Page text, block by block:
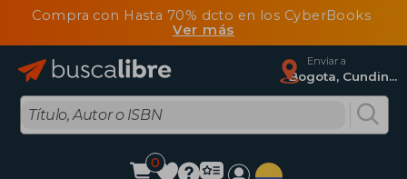
Compra con Hasta 70% dcto en los CyberBooks
Ver más
Enviar a
Bogota, Cundinamarca
0